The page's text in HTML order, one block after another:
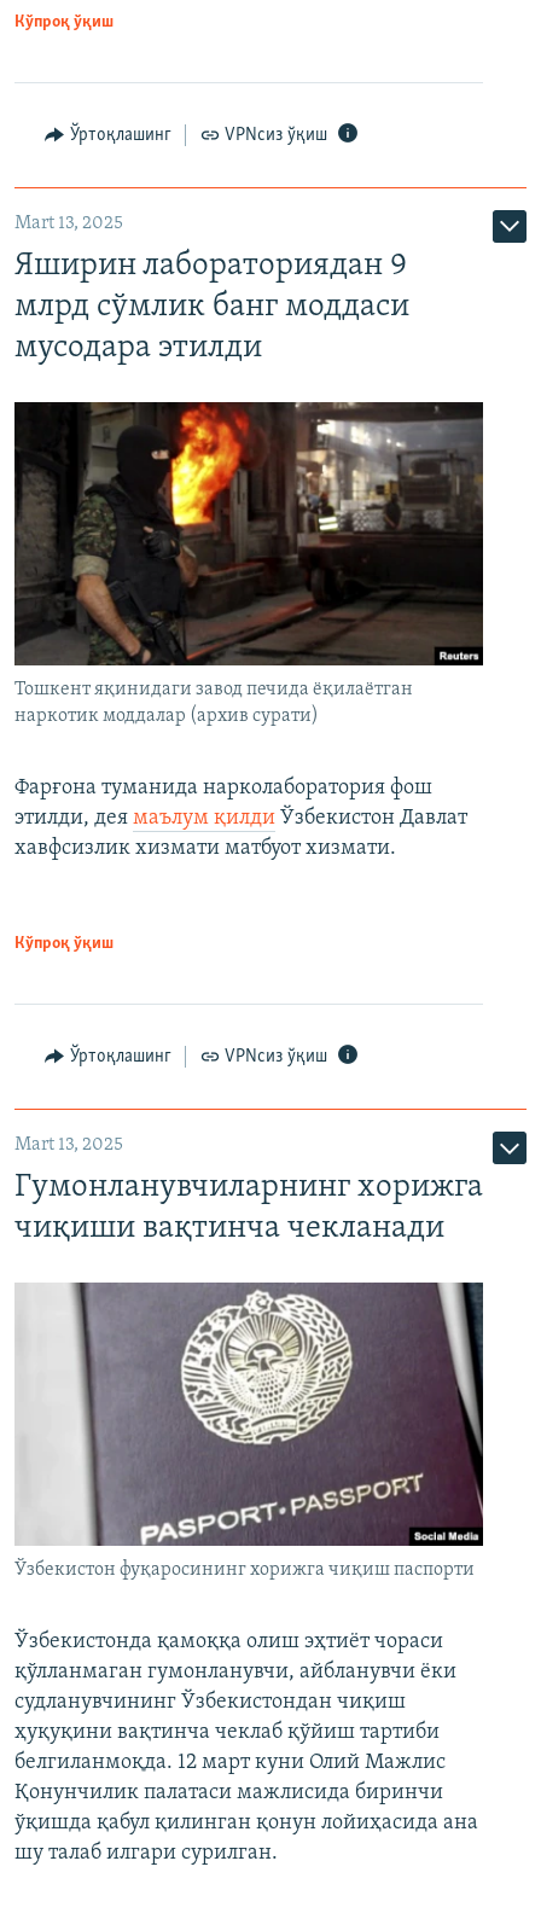
Кўпроқ ўқиш
Ўртоқлашинг VPNсиз ўқиш
Mart 13, 2025
Яширин лабораториядан 9
млрд сўмлик банг моддаси
мусодара этилди
Тошкент яқинидаги завод печида ёқилаётган
наркотик моддалар (архив сурати)
Фарғона туманида нарколаборатория фош
этилди, дея маълум қилди Ўзбекистон Давлат
хавфсизлик хизмати матбуот хизмати.
Кўпроқ ўқиш
Ўртоқлашинг VPNсиз ўқиш
Mart 13, 2025
Гумонланувчиларнинг хорижга
чиқиши вақтинча чекланади
Ўзбекистон фуқаросининг хорижга чиқиш паспорти
Ўзбекистонда қамоққа олиш эҳтиёт чораси
қўлланмаган гумонланувчи, айбланувчи ёки
судланувчининг Ўзбекистондан чиқиш
ҳуқуқини вақтинча чеклаб қўйиш тартиби
белгиланмоқда. 12 март куни Олий Мажлис
Қонунчилик палатаси мажлисида биринчи
ўқишда қабул қилинган қонун лойиҳасида ана
шу талаб илгари сурилган.